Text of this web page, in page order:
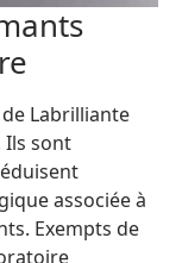
Labrilliante
Ils sont
associée à
Exempts de